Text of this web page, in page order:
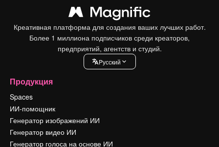
Креативная платформа для создания ваших лучших работ.
Более 1 миллиона подписчиков среди креаторов,
предприятий, агентств и студий.
Pусский
Продукция
Spaces
ИИ-помощник
Генератор изображений ИИ
Генератор видео ИИ
Генератор голоса на основе ИИ